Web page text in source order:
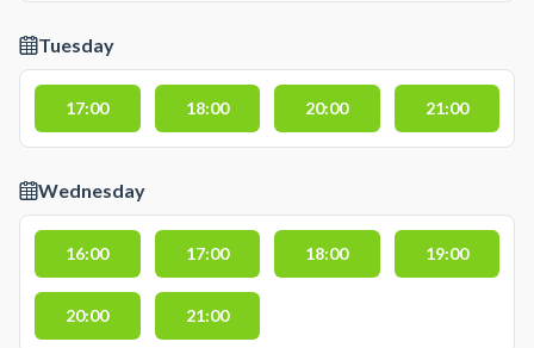
Tuesday
17:00 18:00 20:00 21:00
Wednesday
16:00 17:00 18:00 19:00
20:00 21:00